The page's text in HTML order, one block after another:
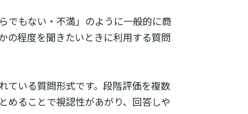
でもない・不満」のように一般的に商
の程度を聞きたいときに利用する質問
ている質問形式です。段階評価を複数
めることで視認性があがり、回答しや